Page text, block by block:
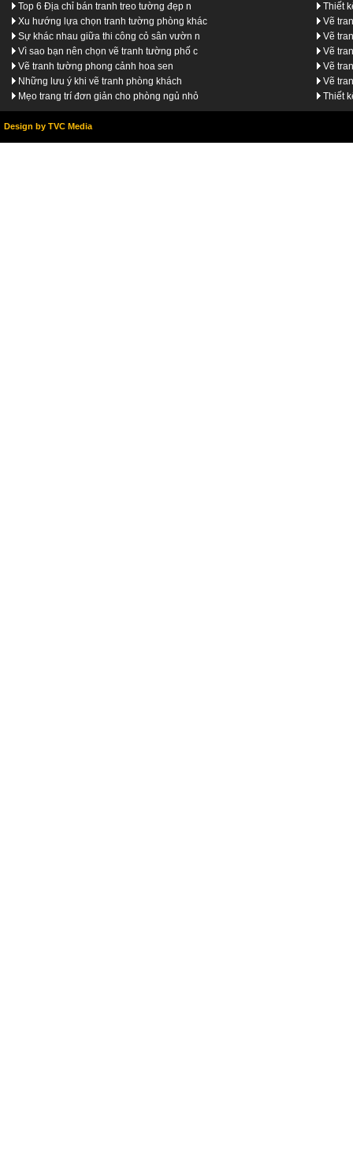
Top 6 Địa chỉ bán tranh treo tường đẹp n
Xu hướng lựa chọn tranh tường phòng khác
Sự khác nhau giữa thi công cỏ sân vườn n
Vì sao bạn nên chọn vẽ tranh tường phố c
Vẽ tranh tường phong cảnh hoa sen
Những lưu ý khi vẽ tranh phòng khách
Mẹo trang trí đơn giản cho phòng ngủ nhỏ
Thiết
Vẽ
Vẽ
Vẽ
Vẽ
Vẽ
Thiết
Design by TVC Media